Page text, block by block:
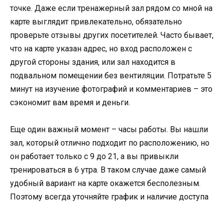
точке. Даже если тренажерный зал рядом со мной на
карте выглядит привлекательно, обязательно
проверьте отзывы других посетителей. Часто бывает,
что на карте указан адрес, но вход расположен с
другой стороны здания, или зал находится в
подвальном помещении без вентиляции. Потратьте 5
минут на изучение фотографий и комментариев – это
сэкономит вам время и деньги.
Еще один важный момент – часы работы. Вы нашли
зал, который отлично подходит по расположению, но
он работает только с 9 до 21, а вы привыкли
тренироваться в 6 утра. В таком случае даже самый
удобный вариант на карте окажется бесполезным.
Поэтому всегда уточняйте график и наличие доступа